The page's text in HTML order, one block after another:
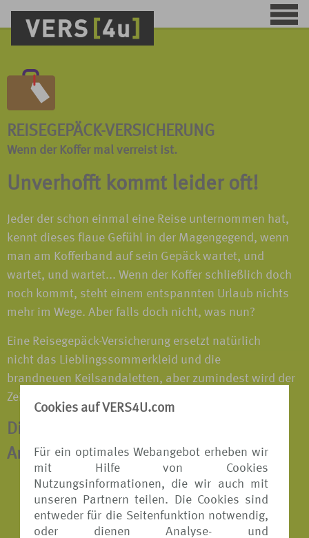
Cookies auf VERS4U.com
Für ein optimales Webangebot erheben wir
mit Hilfe von Cookies
Nutzungsinformationen, die wir auch mit
unseren Partnern teilen. Die Cookies sind
entweder für die Seitenfunktion notwendig,
oder dienen Analyse- und
REISEGEPÄCK-VERSICHERUNG
Wenn der Koffer mal verreist ist.
Unverhofft kommt leider oft!
Jeder der schon einmal eine Reise unternommen hat,
kennt dieses flaue Gefühl in der Magengegend, wenn
man am Kofferband auf sein Gepäck wartet, und
wartet, und wartet... Wenn der Koffer schließlich doch
noch kommt, steht einem entspannten Urlaub nichts
mehr im Wege. Aber falls doch nicht, was nun?
Eine Reisegepäck-Versicherung ersetzt natürlich
nicht das Lieblingssommerkleid und die
brandneuen Keilsandaletten, aber zumindest wird der
Zeitwert des verschwundenen Gepäcks erstattet*.
Die Versicherung kann außerdem in
Anspruch genommen werden bei:
Diebstahl
Raub